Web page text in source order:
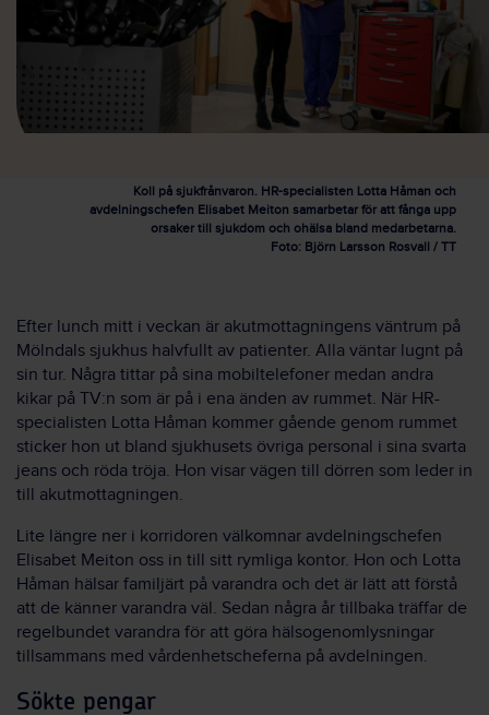
Koll på sjukfrånvaron. HR-specialisten Lotta Håman och
avdelningschefen Elisabet Meiton samarbetar för att fånga upp
orsaker till sjukdom och ohälsa bland medarbetarna.
Foto: Björn Larsson Rosvall / TT
Efter lunch mitt i veckan är akutmottagningens väntrum på
Mölndals sjukhus halvfullt av patienter. Alla väntar lugnt på
sin tur. Några tittar på sina mobiltelefoner medan andra
kikar på TV:n som är på i ena änden av rummet. När HR-
specialisten Lotta Håman kommer gående genom rummet
sticker hon ut bland sjukhusets övriga personal i sina svarta
jeans och röda tröja. Hon visar vägen till dörren som leder in
till akutmottagningen.
Lite längre ner i korridoren välkomnar avdelningschefen
Elisabet Meiton oss in till sitt rymliga kontor. Hon och Lotta
Håman hälsar familjärt på varandra och det är lätt att förstå
att de känner varandra väl. Sedan några år tillbaka träffar de
regelbundet varandra för att göra hälsogenomlysningar
tillsammans med vårdenhetscheferna på avdelningen.
Sökte pengar